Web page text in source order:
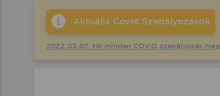
Aktuális Covid Szabályozások
2022.03.07. től minden COVID szabályozás